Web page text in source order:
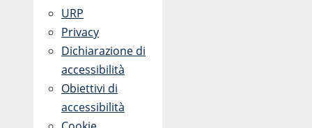
URP
Privacy
Dichiarazione di
accessibilità
Obiettivi di
accessibilità